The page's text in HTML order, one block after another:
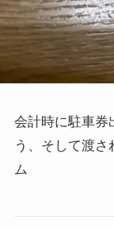
会計時に駐車券
う、そして渡さ
ム